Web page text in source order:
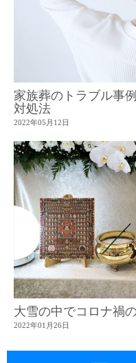
家族葬のトラブル事
対処法
2022年05月12日
大雪の中でコロナ禍
2022年01月26日